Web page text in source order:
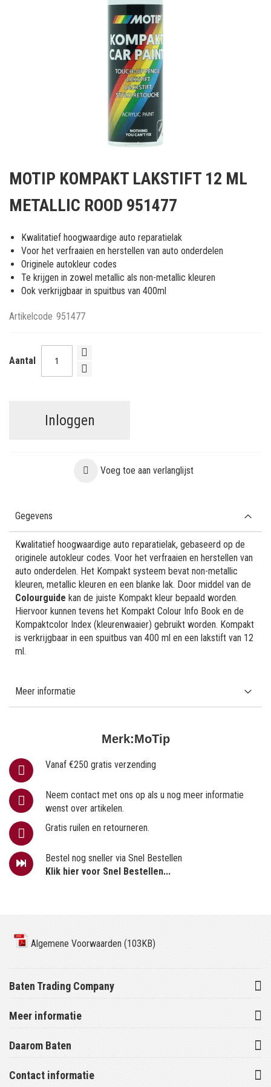
het
van
afbeeldingen-
gallerij
MOTIP KOMPAKT LAKSTIFT 12 ML
METALLIC ROOD 951477
Kwalitatief hoogwaardige auto reparatielak
Voor het verfraaien en herstellen van auto onderdelen
Originele autokleur codes
Te krijgen in zowel metallic als non-metallic kleuren
Ook verkrijgbaar in spuitbus van 400ml
Artikelcode 951477
Aantal
Inloggen
Voeg toe aan verlanglijst
Merk:MoTip
Vanaf €250 gratis verzending
Neem contact met ons op als u nog meer informatie
wenst over artikelen.
Gratis ruilen en retourneren.
Bestel nog sneller via Snel Bestellen
Klik hier voor Snel Bestellen...
Gegevens
Kwalitatief hoogwaardige auto reparatielak, gebaseerd op de
originele autokleur codes. Voor het verfraaien en herstellen van
auto onderdelen. Het Kompakt systeem bevat non-metallic
kleuren, metallic kleuren en een blanke lak. Door middel van de
Colourguide kan de juiste Kompakt kleur bepaald worden.
Hiervoor kunnen tevens het Kompakt Colour Info Book en de
Kompaktcolor Index (kleurenwaaier) gebruikt worden. Kompakt
is verkrijgbaar in een spuitbus van 400 ml en een lakstift van 12
ml.
Meer informatie
Algemene Voorwaarden (103KB)
Baten Trading Company
Meer informatie
Daarom Baten
Contact informatie